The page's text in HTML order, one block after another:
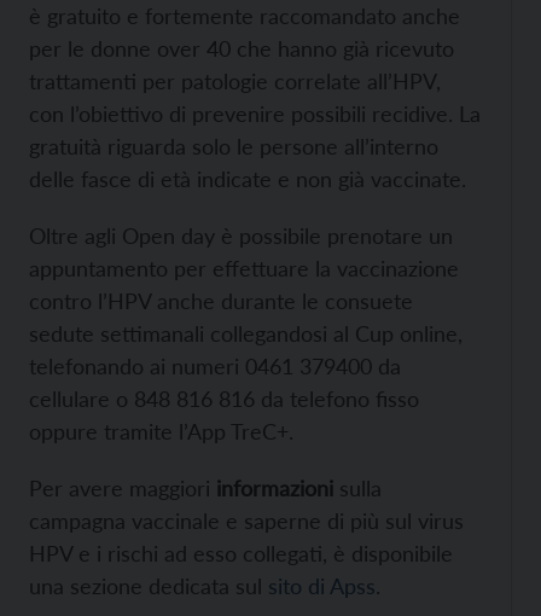
è gratuito e fortemente raccomandato anche
per le donne over 40 che hanno già ricevuto
trattamenti per patologie correlate all’HPV,
con l’obiettivo di prevenire possibili recidive. La
gratuità riguarda solo le persone all’interno
delle fasce di età indicate e non già vaccinate.
Oltre agli Open day è possibile prenotare un
appuntamento per effettuare la vaccinazione
contro l’HPV anche durante le consuete
sedute settimanali collegandosi al Cup online,
telefonando ai numeri 0461 379400 da
cellulare o 848 816 816 da telefono fisso
oppure tramite l’App TreC+.
Per avere maggiori informazioni sulla
campagna vaccinale e saperne di più sul virus
HPV e i rischi ad esso collegati, è disponibile
una sezione dedicata sul sito di Apss.